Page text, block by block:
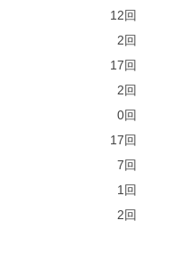
12回
2回
17回
2回
0回
17回
7回
1回
2回